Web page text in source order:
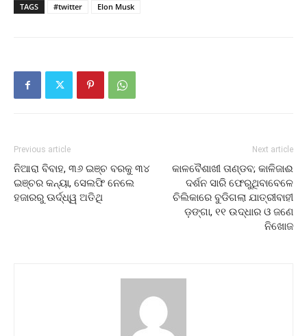
TAGS #twitter Elon Musk
Previous article
ନିଆରା ବିବାହ, ୩୬ ଇଞ୍ଚ ବରକୁ ୩୪
ଇଞ୍ଚର କନ୍ୟା, ସେଲଫି ନେଲେ
ହଜାରରୁ ଊର୍ଦ୍ଧ୍ୱ ଅତିଥି
Next article
କାଳବୈଶାଖୀ ତାଣ୍ଡବ; କାଳିଜାଈ
ଦର୍ଶନ ସାରି ଫେରୁଥିବାବେଳେ
ଚିଲିକାରେ ବୁଡିଗଲା ଯାତ୍ରୀବାହୀ
ଡ଼ଙ୍ଗା, ୧୧ ଉଦ୍ଧାର ଓ ଜଣେ
ନିଖୋଜ